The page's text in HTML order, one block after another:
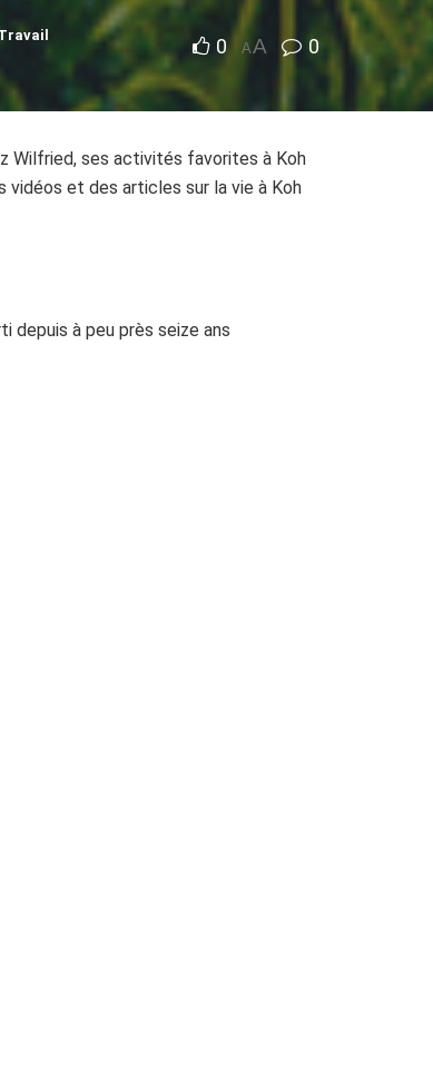
0 AA 0
Wilfried, ses activités favorites à Koh
vidéos et des articles sur la vie à Koh
depuis à peu près seize ans